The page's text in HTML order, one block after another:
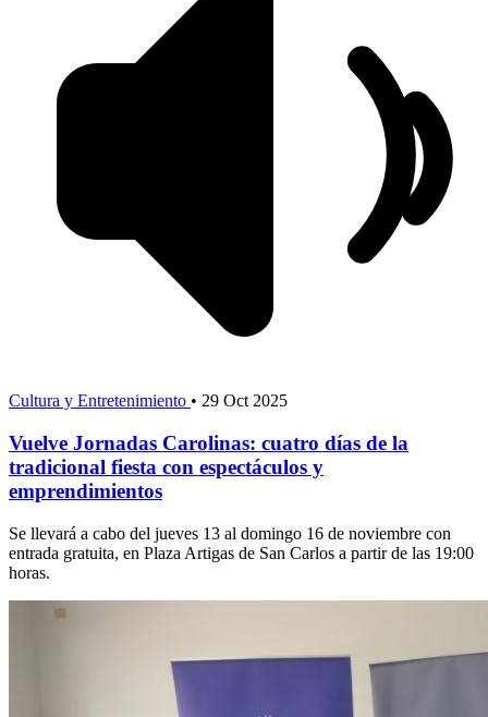
Cultura y Entretenimiento • 29 Oct 2025
Vuelve Jornadas Carolinas: cuatro días de la
tradicional fiesta con espectáculos y
emprendimientos
Se llevará a cabo del jueves 13 al domingo 16 de noviembre con
entrada gratuita, en Plaza Artigas de San Carlos a partir de las 19:00
horas.